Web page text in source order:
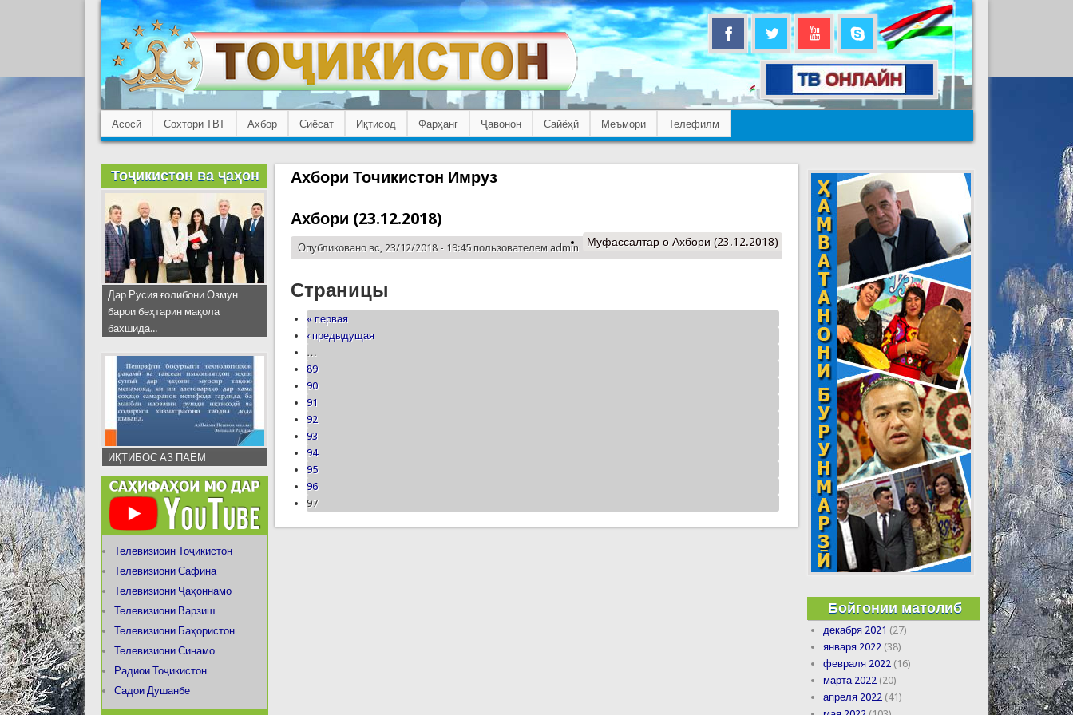
Асосӣ Сохтори ТВТ Ахбор Сиёсат Иқтисод Фарҳанг Ҷавонон Сайёҳӣ Меъмори Телефилм
Ахбори Точикистон Имруз
Ахбори (23.12.2018)
Опубликовано вс, 23/12/2018 - 19:45 пользователем admin Муфассалтаро Ахбори (23.12.2018)
Страницы
« первая
‹ предыдущая
…
89
90
91
92
93
94
95
96
97
Тоҷикистон ва ҷаҳон
Дар Русия ғолибони Озмун
барои беҳтарин мақола
бахшида...
ИҚТИБОС АЗ ПАЁМ
Телевизиоин Тоҷикистон
Телевизиони Сафина
Телевизиони Ҷаҳоннамо
Телевизиони Варзиш
Телевизиони Баҳористон
Телевизиони Синамо
Радиои Тоҷикистон
Садои Душанбе
Бойгонии матолиб
декабря 2021 (27)
января 2022 (38)
февраля 2022 (16)
марта 2022 (20)
апреля 2022 (41)